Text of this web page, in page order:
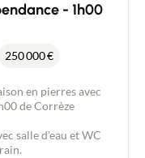
de hauteur de
Huisseries
la qualité de la
de la maison, -
le quartier.
- 1h00
250 000€
en pierres avec
de Corrèze
salle d'eau et WC